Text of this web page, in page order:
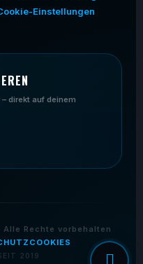
Einstellungen
direkt auf deinem
Rechte vorbehalten
COOKIES
2019